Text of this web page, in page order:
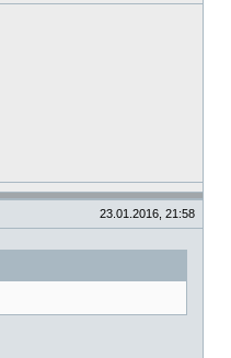
23.01.2016, 21:58